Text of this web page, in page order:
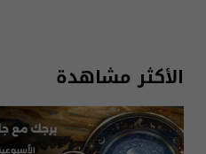
الأكثر مشاهدة